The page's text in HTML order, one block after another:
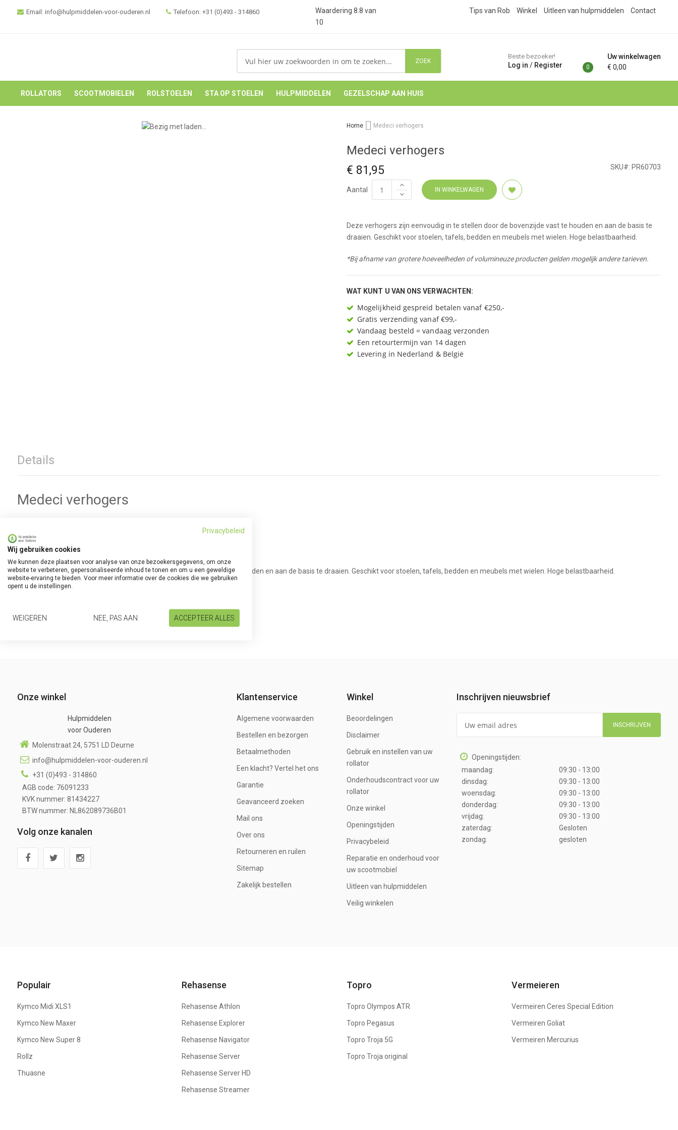
Email: info@hulpmiddelen-voor-ouderen.nl Telefoon: +31 (0)493 - 314860 Waardering 8.8 van
10
Tips van Rob Winkel Uitleen van hulpmiddelen Contact
ZOEK
Beste bezoeker!
Log in / Register
Uw winkelwagen
0 € 0,00
ROLLATORS SCOOTMOBIELEN ROLSTOELEN STA OP STOELEN HULPMIDDELEN GEZELSCHAP AAN HUIS
Home Medeci verhogers
Medeci verhogers
SKU#: PR60703
€ 81,95
Aantal IN WINKELWAGEN
Deze verhogers zijn eenvoudig in te stellen door de bovenzijde vast te houden en aan de basis te
draaien. Geschikt voor stoelen, tafels, bedden en meubels met wielen. Hoge belastbaarheid.
*Bij afname van grotere hoeveelheden of volumineuze producten gelden mogelijk andere tarieven.
WAT KUNT U VAN ONS VERWACHTEN:
Mogelijkheid gespreid betalen vanaf €250,-
Gratis verzending vanaf €99,-
Vandaag besteld = vandaag verzonden
Een retourtermijn van 14 dagen
Levering in Nederland & België
Details
Medeci verhogers
Medeci Verhogers
Deze verhogers zijn eenvoudig in te stellen door de bovenzijde vast te houden en aan de basis te draaien. Geschikt voor stoelen, tafels, bedden en meubels met wielen. Hoge belastbaarheid.
Doorsnede binnenkant 7 cm, buitenzijde 15 cm.
Verpakkingseenheid: 4 st
Onze winkel
Hulpmiddelen
voor Ouderen
Molenstraat 24, 5751 LD Deurne
info@hulpmiddelen-voor-ouderen.nl
+31 (0)493 - 314860
AGB code: 76091233
KVK nummer: 81434227
BTW nummer: NL862089736B01
Volg onze kanalen
Klantenservice
Algemene voorwaarden
Bestellen en bezorgen
Betaalmethoden
Een klacht? Vertel het ons
Garantie
Geavanceerd zoeken
Mail ons
Over ons
Retourneren en ruilen
Sitemap
Zakelijk bestellen
Winkel
Beoordelingen
Disclaimer
Gebruik en instellen van uw
rollator
Onderhoudscontract voor uw
rollator
Onze winkel
Openingstijden
Privacybeleid
Reparatie en onderhoud voor
uw scootmobiel
Uitleen van hulpmiddelen
Veilig winkelen
Inschrijven nieuwsbrief
INSCHRIJVEN
Openingstijden:
maandag:
09:30 - 13:00
dinsdag:
09:30 - 13:00
woensdag:
09:30 - 13:00
donderdag:
09:30 - 13:00
vrijdag:
09:30 - 13:00
zaterdag:
Gesloten
zondag:
gesloten
Populair
Kymco Midi XLS1
Kymco New Maxer
Kymco New Super 8
Rollz
Thuasne
Rehasense
Rehasense Athlon
Rehasense Explorer
Rehasense Navigator
Rehasense Server
Rehasense Server HD
Rehasense Streamer
Topro
Topro Olympos ATR
Topro Pegasus
Topro Troja 5G
Topro Troja original
Vermeieren
Vermeiren Ceres Special Edition
Vermeiren Goliat
Vermeiren Mercurius
Privacybeleid
Wij gebruiken cookies
We kunnen deze plaatsen voor analyse van onze bezoekersgegevens, om onze
website te verbeteren, gepersonaliseerde inhoud te tonen en om u een geweldige
website-ervaring te bieden. Voor meer informatie over de cookies die we gebruiken
opent u de instellingen.
WEIGEREN NEE, PAS AAN ACCEPTEER ALLES